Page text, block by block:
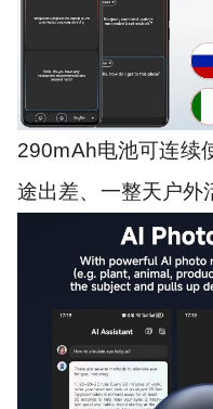
290mAh电池可连续
途出差、一整天户外